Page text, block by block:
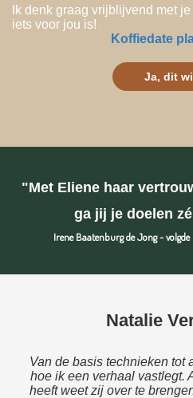
Ik denk graag vrijblijvend met
iets voor jou is!
Koffiedate
Ja, dit
"Met Eliene haar
ga jij je doelen
Irene Baatenburg de Jong -
Natalie
Van de basis technieken tot
hoe ik een verhaal vastlegt.
heeft weet zij over te